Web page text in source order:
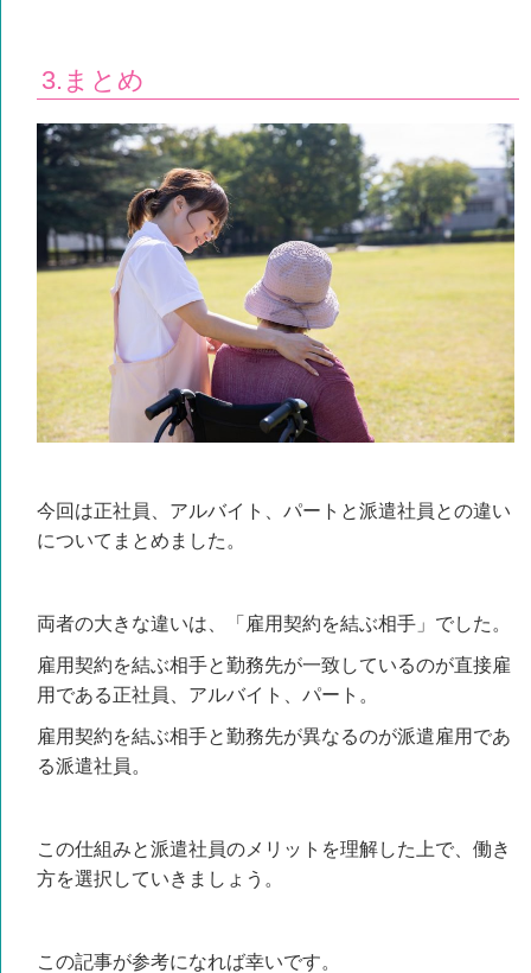
3.まとめ
今回は正社員、アルバイト、パートと派遣社員との違い
についてまとめました。
両者の大きな違いは、 「雇用契約を結ぶ相手」 でした。
雇用契約を結ぶ相手と勤務先が一致しているのが直接雇
用である正社員、アルバイト、パート。
雇用契約を結ぶ相手と勤務先が異なるのが派遣雇用であ
る派遣社員。
この仕組みと派遣社員のメリットを理解した上で、働き
方を選択していきましょう。
この記事が参考になれば幸いです。